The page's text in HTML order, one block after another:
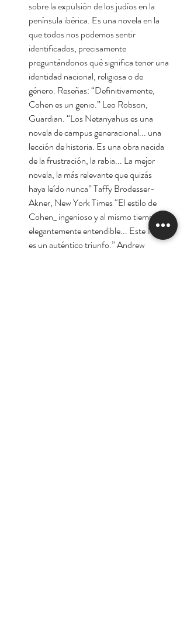
sobre la expulsión de los judíos en la
península ibérica. Es una novela en la
que todos nos podemos sentir
identificados, precisamente
preguntándonos qué significa tener una
identidad nacional, religiosa o de
género. Reseñas: “Definitivamente,
Cohen es un genio.” Leo Robson,
Guardian. “Los Netanyahus es una
novela de campus generacional... una
lección de historia. Es una obra nacida
de la frustración, la rabia... La mejor
novela, la más relevante que quizás
haya leído nunca” Taffy Brodesser-
Akner, New York Times “El estilo de
Cohen_ ingenioso y al mismo tiempo
elegantemente entendible... Este libro
es un auténtico triunfo.” Andrew